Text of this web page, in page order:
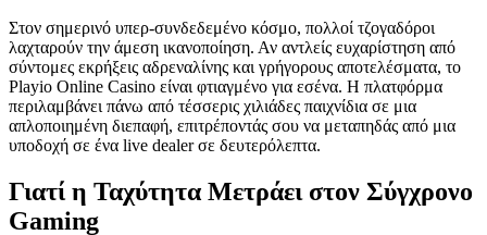
Στον σημερινό υπερ‑συνδεδεμένο κόσμο, πολλοί τζογαδόροι
λαχταρούν την άμεση ικανοποίηση. Αν αντλείς ευχαρίστηση από
σύντομες εκρήξεις αδρεναλίνης και γρήγορους αποτελέσματα, το
Playio Online Casino είναι φτιαγμένο για εσένα. Η πλατφόρμα
περιλαμβάνει πάνω από τέσσερις χιλιάδες παιχνίδια σε μια
απλοποιημένη διεπαφή, επιτρέποντάς σου να μεταπηδάς από μια
υποδοχή σε ένα live dealer σε δευτερόλεπτα.
Γιατί η Ταχύτητα Μετράει στον Σύγχρονο
Gaming